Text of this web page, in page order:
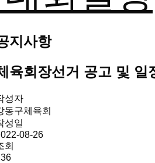
지사항
육회장선거 공고 및 일
성자
동구체육회
성일
08-26
회